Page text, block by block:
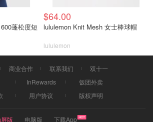
蓬松度短
$64.00
lululemon Knit Mesh 女士棒球帽
lululemon
商业合作 联系我们
双十一
InRewards
饭团外卖
用户协议 版权声明
版 电脑版 下载App